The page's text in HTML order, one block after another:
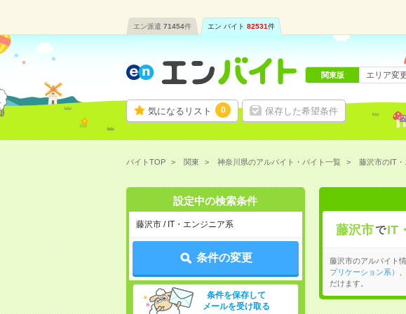
エン派遣 71454件 エン バイト 82531件
気になるリスト 0 保存した希望条件
関東版 エリア変
バイトTOP 関東 神奈川県のアルバイト・バイト一覧 藤沢市のIT
設定中の検索条件
藤沢市 / IT・エンジニア系
条件の変更
条件を保存して
メールを受け取る
藤沢市で IT
藤沢市のアルバイト
プリケーション系）
だけます。